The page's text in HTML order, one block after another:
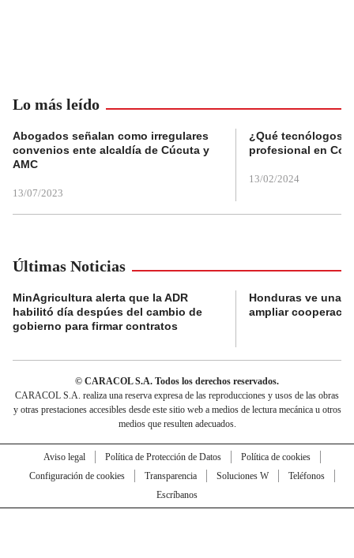
Lo más leído
Abogados señalan como irregulares
convenios ente alcaldía de Cúcuta y
AMC
13/07/2023
¿Qué tecnólogos
profesional en
13/02/2024
Últimas Noticias
MinAgricultura alerta que la ADR
habilitó día despúes del cambio de
gobierno para firmar contratos
Honduras ve una
ampliar
© CARACOL S.A. Todos los derechos reservados.
CARACOL S.A. realiza una reserva expresa de las reproducciones y usos de las obras
y otras prestaciones accesibles desde este sitio web a medios de lectura mecánica u otros
medios que resulten adecuados.
Aviso legal Política de Protección de Datos
Política de cookies
Configuración de cookies
Transparencia Soluciones W
Teléfonos
Escríbanos